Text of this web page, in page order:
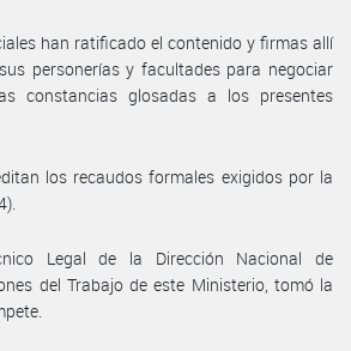
han ratificado el contenido y firmas allí
personerías y facultades para negociar
constancias glosadas a los presentes
los recaudos formales exigidos por la
Legal de la Dirección Nacional de
del Trabajo de este Ministerio, tomó la